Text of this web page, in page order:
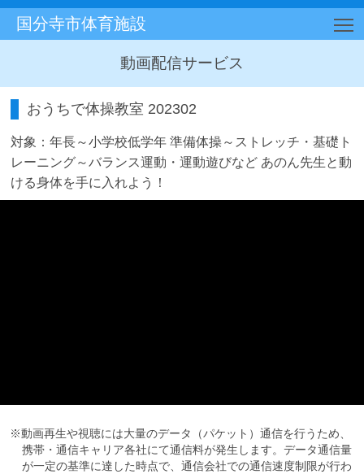
国分寺市体育施設
動画配信サービス
おうちで体操教室 202302
対象：年長～小学校低学年 準備体操～ストレッチ・基礎ト
レーニング～バランス運動・運動遊びなど あのん先生と動
ける身体を手に入れよう！
※動画再生や視聴には大量のデータ（パケット）通信を行うため、
携帯・通信キャリア各社にて通信料が発生します。データ通信量
が一定の基準に達した時点で、通信会社での通信速度制限が行わ